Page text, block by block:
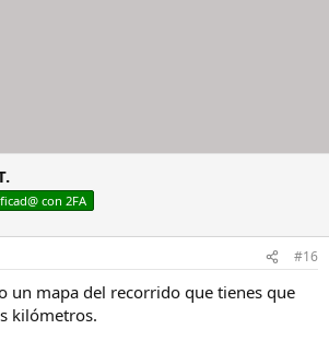
con 2FA
#16
un mapa del recorrido que tienes que
kilómetros.